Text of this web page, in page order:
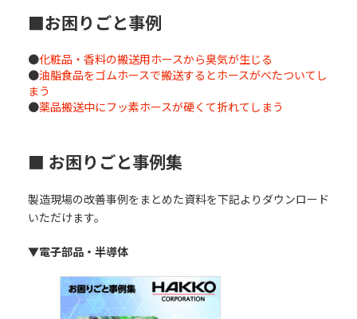
■お困りごと事例
●化粧品・香料の搬送用ホースから臭気が生じる
●油脂食品をゴムホースで搬送するとホースがべたついてし
まう
●薬品搬送中にフッ素ホースが硬くて折れてしまう
■ お困りごと事例集
製造現場の改善事例をまとめた資料を下記よりダウンロード
いただけます。
▼電子部品・半導体